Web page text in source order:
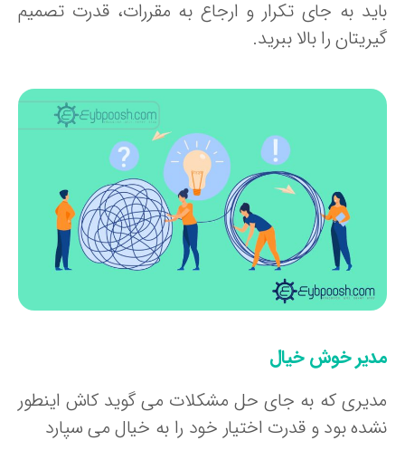
به جای تکرار و ارجاع به مقررات، قدرت تصمیم
را بالا ببرید.
خوش خیال
که به جای حل مشکلات می گوید کاش اینطور
بود و قدرت اختیار خود را به خیال می سپارد